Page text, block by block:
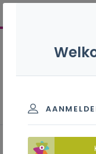
Breed evalueren